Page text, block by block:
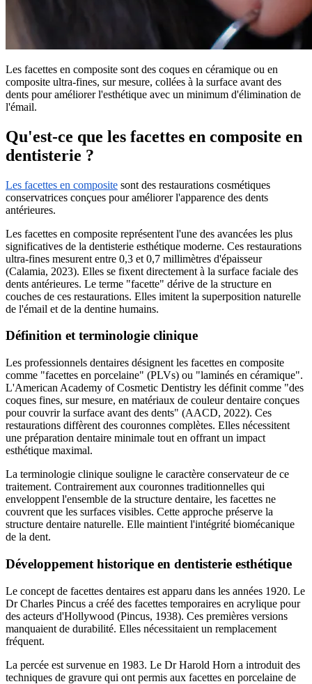
Les facettes en composite sont des coques en céramique ou en
composite ultra-fines, sur mesure, collées à la surface avant des
dents pour améliorer l'esthétique avec un minimum d'élimination de
l'émail.
Qu'est-ce que les facettes en composite en
dentisterie ?
Les facettes en composite sont des restaurations cosmétiques
conservatrices conçues pour améliorer l'apparence des dents
antérieures.
Les facettes en composite représentent l'une des avancées les plus
significatives de la dentisterie esthétique moderne. Ces restaurations
ultra-fines mesurent entre 0,3 et 0,7 millimètres d'épaisseur
(Calamia, 2023). Elles se fixent directement à la surface faciale des
dents antérieures. Le terme "facette" dérive de la structure en
couches de ces restaurations. Elles imitent la superposition naturelle
de l'émail et de la dentine humains.
Définition et terminologie clinique
Les professionnels dentaires désignent les facettes en composite
comme "facettes en porcelaine" (PLVs) ou "laminés en céramique".
L'American Academy of Cosmetic Dentistry les définit comme "des
coques fines, sur mesure, en matériaux de couleur dentaire conçues
pour couvrir la surface avant des dents" (AACD, 2022). Ces
restaurations diffèrent des couronnes complètes. Elles nécessitent
une préparation dentaire minimale tout en offrant un impact
esthétique maximal.
La terminologie clinique souligne le caractère conservateur de ce
traitement. Contrairement aux couronnes traditionnelles qui
enveloppent l'ensemble de la structure dentaire, les facettes ne
couvrent que les surfaces visibles. Cette approche préserve la
structure dentaire naturelle. Elle maintient l'intégrité biomécanique
de la dent.
Développement historique en dentisterie esthétique
Le concept de facettes dentaires est apparu dans les années 1920. Le
Dr Charles Pincus a créé des facettes temporaires en acrylique pour
des acteurs d'Hollywood (Pincus, 1938). Ces premières versions
manquaient de durabilité. Elles nécessitaient un remplacement
fréquent.
La percée est survenue en 1983. Le Dr Harold Horn a introduit des
techniques de gravure qui ont permis aux facettes en porcelaine de